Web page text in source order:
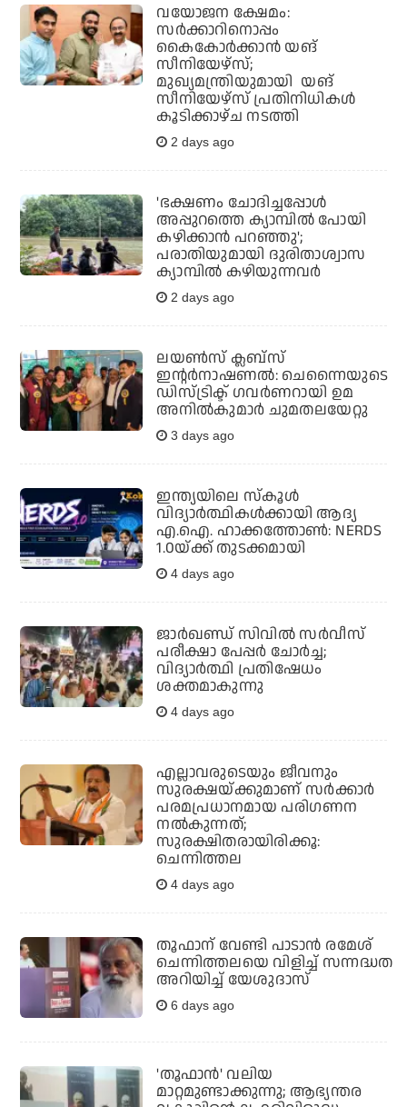
വയോജന ക്ഷേമം:
സർക്കാറിനൊപ്പം
കൈകോർക്കാൻ യങ്
സീനിയേഴ്‌സ്;
മുഖ്യമന്ത്രിയുമായി യങ്
സീനിയേഴ്‌സ് പ്രതിനിധികൾ
കൂടിക്കാഴ്ച നടത്തി
2 days ago
'ഭക്ഷണം ചോദിച്ചപ്പോൾ
അപ്പുറത്തെ ക്യാമ്പിൽ പോയി
കഴിക്കാൻ പറഞ്ഞു';
പരാതിയുമായി ദുരിതാശ്വാസ
ക്യാമ്പിൽ കഴിയുന്നവ‍ർ
2 days ago
ലയണ്‍സ് ക്ലബ്‌സ്
ഇന്റര്‍നാഷണല്‍: ചെന്നൈയുടെ
ഡിസ്ട്രിക്ട് ഗവര്‍ണറായി ഉമ
അനില്‍കുമാര്‍ ചുമതലയേറ്റു
3 days ago
ഇന്ത്യയിലെ സ്‌കൂള്‍
വിദ്യാര്‍ത്ഥികള്‍ക്കായി ആദ്യ
എ.ഐ. ഹാക്കത്തോണ്‍: NERDS
1.0യ്ക്ക് തുടക്കമായി
4 days ago
ജാര്‍ഖണ്ഡ് സിവില്‍ സര്‍വീസ്
പരീക്ഷാ പേപ്പര്‍ ചോര്‍ച്ച;
വിദ്യാര്‍ത്ഥി പ്രതിഷേധം
ശക്തമാകുന്നു
4 days ago
എല്ലാവരുടെയും ജീവനും
സുരക്ഷയ്ക്കുമാണ് സര്‍ക്കാര്‍
പരമപ്രധാനമായ പരിഗണന
നല്‍കുന്നത്;
സുരക്ഷിതരായിരിക്കൂ:
ചെന്നിത്തല
4 days ago
തൂഫാന് വേണ്ടി പാടാന്‍ രമേശ്
ചെന്നിത്തലയെ വിളിച്ച് സന്നദ്ധത
അറിയിച്ച് യേശുദാസ്
6 days ago
'തൂഫാന്‍' വലിയ
മാറ്റമുണ്ടാക്കുന്നു; ആഭ്യന്തര